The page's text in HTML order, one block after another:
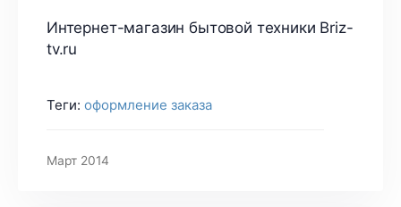
Интернет-магазин бытовой техники Briz-
tv.ru
Теги: оформление заказа
Март 2014